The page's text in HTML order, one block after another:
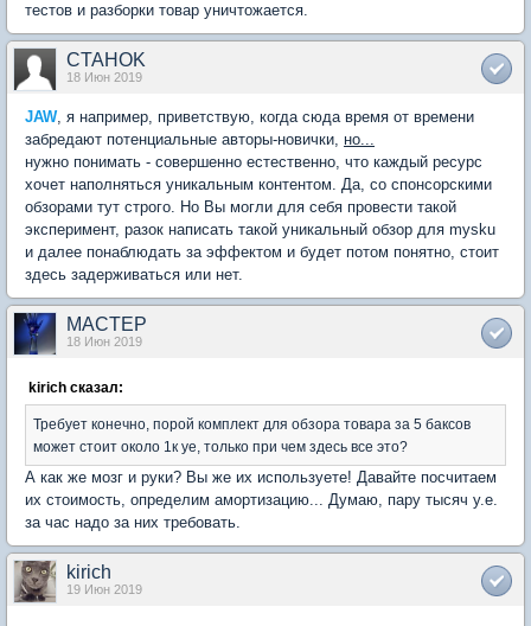
тестов и разборки товар уничтожается.
CTAHOK
18 Июн 2019
JAW, я например, приветствую, когда сюда время от времени
забредают потенциальные авторы-новички, но...
нужно понимать - совершенно естественно, что каждый ресурс
хочет наполняться уникальным контентом. Да, со спонсорскими
обзорами тут строго. Но Вы могли для себя провести такой
эксперимент, разок написать такой уникальный обзор для mysku
и далее понаблюдать за эффектом и будет потом понятно, стоит
здесь задерживаться или нет.
MACTEP
18 Июн 2019
kirich сказал:
Требует конечно, порой комплект для обзора товара за 5 баксов
может стоит около 1к уе, только при чем здесь все это?
А как же мозг и руки? Вы же их используете! Давайте посчитаем
их стоимость, определим амортизацию... Думаю, пару тысяч у.е.
за час надо за них требовать.
kirich
19 Июн 2019